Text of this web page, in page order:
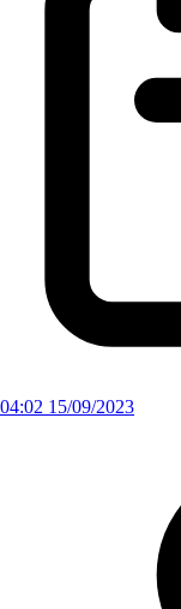
04:02 15/09/2023